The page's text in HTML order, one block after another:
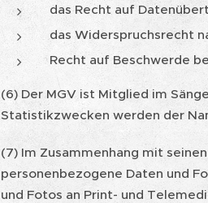
das Recht auf
das Widerspruchsrecht
Recht auf Beschwerde
(6) Der MGV ist Mitglied im
Statistikzwecken werden der
(7) Im Zusammenhang mit
personenbezogene Daten und
und Fotos an Print- und